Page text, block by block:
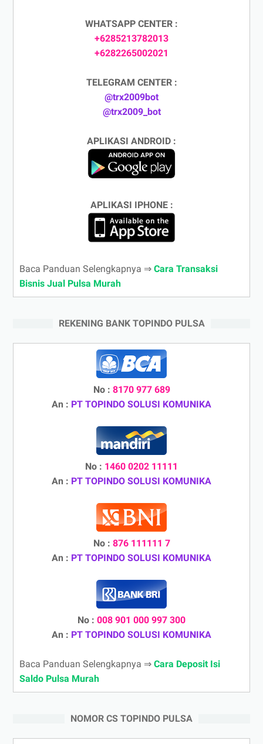
WHATSAPP CENTER :
+6285213782013
+6282265002021
TELEGRAM CENTER :
@trx2009bot
@trx2009_bot
APLIKASI ANDROID :
APLIKASI IPHONE :
Baca Panduan Selengkapnya ⇒ Cara Transaksi
Bisnis Jual Pulsa Murah
REKENING BANK TOPINDO PULSA
No : 8170 977 689
An : PT TOPINDO SOLUSI KOMUNIKA
No : 1460 0202 11111
An : PT TOPINDO SOLUSI KOMUNIKA
No : 876 111111 7
An : PT TOPINDO SOLUSI KOMUNIKA
No : 008 901 000 997 300
An : PT TOPINDO SOLUSI KOMUNIKA
Baca Panduan Selengkapnya ⇒ Cara Deposit Isi
Saldo Pulsa Murah
NOMOR CS TOPINDO PULSA